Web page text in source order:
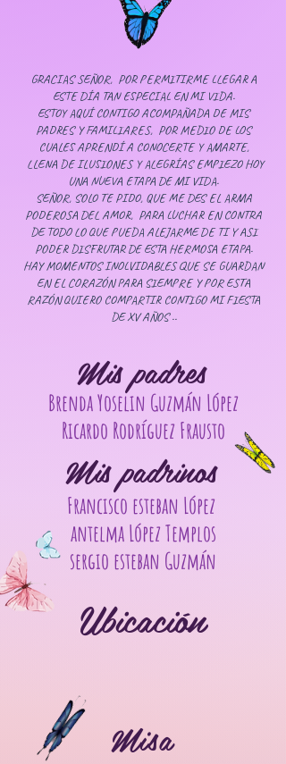
GRACIAS SEÑOR, POR PERMITIRME LLEGAR A
ESTE DÍA TAN ESPECIAL EN MI VIDA.
ESTOY AQUÍ CONTIGO ACOMPAÑADA DE MIS
PADRES Y FAMILIARES, POR MEDIO DE LOS
CUALES APRENDÍ A CONOCERTE Y AMARTE,
LLENA DE ILUSIONES Y ALEGRÍAS EMPIEZO HOY
UNA NUEVA ETAPA DE MI VIDA.
SEÑOR, SOLO TE PIDO, QUE ME DES EL ARMA
PODEROSA DEL AMOR, PARA LUCHAR EN CONTRA
DE TODO LO QUE PUEDA ALEJARME DE TI Y ASI
PODER DISFRUTAR DE ESTA HERMOSA ETAPA.
HAY MOMENTOS INOLVIDABLES QUE SE GUARDAN
EN EL CORAZÓN PARA SIEMPRE Y POR ESTA
RAZÓN QUIERO COMPARTIR CONTIGO MI FIESTA
DE XV AÑOS ..
Ubicación
Mis padres
Mis padrinos
Francisco esteban López
antelma López Templos
sergio esteban Guzmán
Brenda Yoselin Guzmán López
Ricardo Rodríguez Frausto
Misa